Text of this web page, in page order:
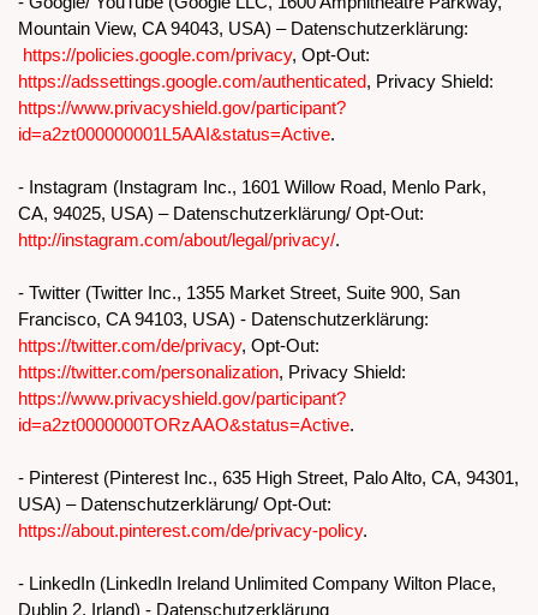
Mountain View, CA 94043, USA) – Datenschutzerklärung:
https://policies.google.com/privacy, Opt-Out:
https://adssettings.google.com/authenticated, Privacy Shield:
https://www.privacyshield.gov/participant?
id=a2zt000000001L5AAI&status=Active.
- Instagram (Instagram Inc., 1601 Willow Road, Menlo Park,
CA, 94025, USA) – Datenschutzerklärung/ Opt-Out:
http://instagram.com/about/legal/privacy/.
- Twitter (Twitter Inc., 1355 Market Street, Suite 900, San
Francisco, CA 94103, USA) - Datenschutzerklärung:
https://twitter.com/de/privacy, Opt-Out:
https://twitter.com/personalization, Privacy Shield:
https://www.privacyshield.gov/participant?
id=a2zt0000000TORzAAO&status=Active.
- Pinterest (Pinterest Inc., 635 High Street, Palo Alto, CA, 94301,
USA) – Datenschutzerklärung/ Opt-Out:
https://about.pinterest.com/de/privacy-policy.
- LinkedIn (LinkedIn Ireland Unlimited Company Wilton Place,
Dublin 2, Irland) - Datenschutzerklärung